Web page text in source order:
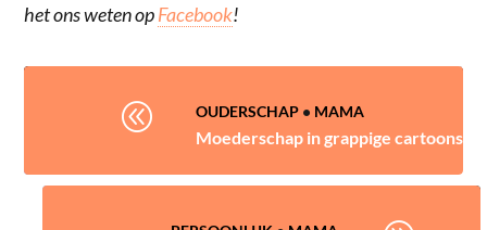
het ons weten opFacebook!
@ OUDERSCHAP• MAMA
Moederschap in grappige cartoons